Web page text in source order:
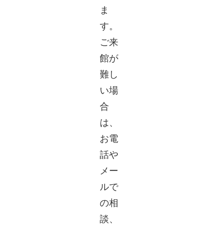
ま
す。
ご来
館が
難し
い場
合
は、
お電
話や
メー
ルで
の相
談、